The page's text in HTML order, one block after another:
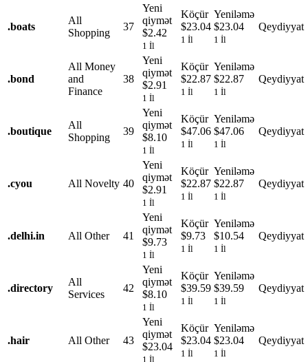
.boats
All
Shopping
37
Yeni
qiymət
$2.42
1 İl
Köçür
$23.04
1 İl
Yeniləmə
$23.04
1 İl
Qeydiyyat
.bond
All Money
and
Finance
38
Yeni
qiymət
$2.91
1 İl
Köçür
$22.87
1 İl
Yeniləmə
$22.87
1 İl
Qeydiyyat
.boutique
All
Shopping
39
Yeni
qiymət
$8.10
1 İl
Köçür
$47.06
1 İl
Yeniləmə
$47.06
1 İl
Qeydiyyat
.cyou All Novelty 40
Yeni
qiymət
$2.91
1 İl
Köçür
$22.87
1 İl
Yeniləmə
$22.87
1 İl
Qeydiyyat
.delhi.in All Other 41
Yeni
qiymət
$9.73
1 İl
Köçür
$9.73
1 İl
Yeniləmə
$10.54
1 İl
Qeydiyyat
.directory
All
Services
42
Yeni
qiymət
$8.10
1 İl
Köçür
$39.59
1 İl
Yeniləmə
$39.59
1 İl
Qeydiyyat
.hair All Other 43
Yeni
qiymət
$23.04
1 İl
Köçür
$23.04
1 İl
Yeniləmə
$23.04
1 İl
Qeydiyyat